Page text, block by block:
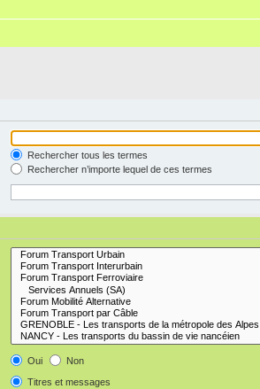
Rechercher tous les termes
Rechercher n’importe lequel de ces termes
Oui
Non
Titres et messages